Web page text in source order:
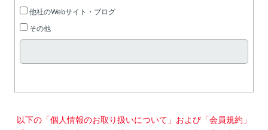
他社のWebサイト・ブログ
その他
以下の「個人情報のお取り扱いについて」および「会員規約」